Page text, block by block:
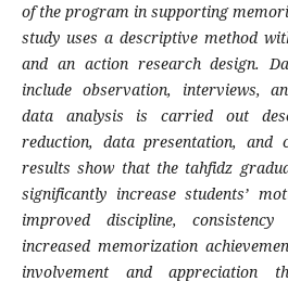
of the program in supporting
study uses a descriptive method
and an action research design.
include observation, interviews,
data analysis is carried out
reduction, data presentation, and
results show that the tahfidz
significantly increase students’
improved discipline,
increased memorization
involvement and appreciation